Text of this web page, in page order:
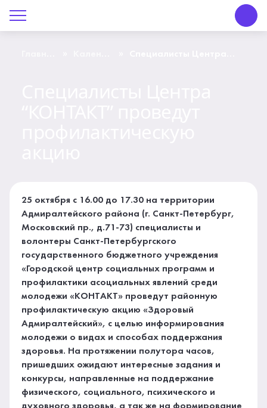
25 октября с 16.00 до 17.30 на территории
Адмиралтейского района (г. Санкт-Петербург,
Московский пр., д.71-73) специалисты и
волонтеры Санкт-Петербургского
государственного бюджетного учреждения
«Городской центр социальных программ и
профилактики асоциальных явлений среди
молодежи «КОНТАКТ» проведут районную
профилактическую акцию «Здоровый
Адмиралтейский», с целью информирования
молодежи о видах и способах поддержания
здоровья. На протяжении полутора часов,
пришедших ожидают интересные задания и
конкурсы, направленные на поддержание
физического, социального, психического и
О Центре «КОНТАКТ»
Контакты